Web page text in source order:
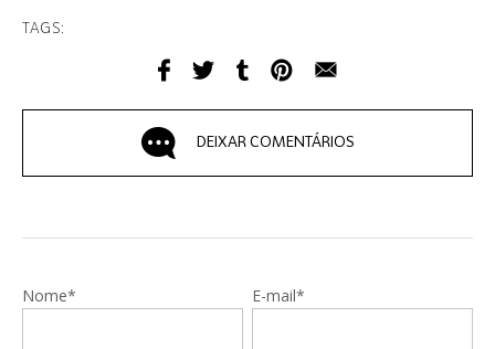
TAGS:
DEIXAR COMENTÁRIOS
Nome* E-mail*